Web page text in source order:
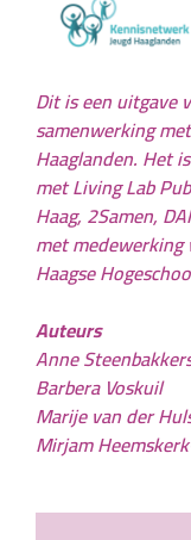
Dit is een uitgave
samenwerking
Haaglanden. Het
met Living Lab
Haag, 2Samen,
met
Haagse
Auteurs
Anne
Barbera Voskuil
Marije van der
Mirjam